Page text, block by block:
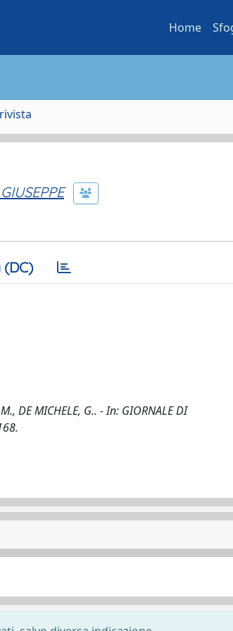
Home
DE MICHELE, G.. - In: GIORNALE DI